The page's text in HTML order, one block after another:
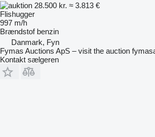
28.500 kr. ≈ 3.813 €
Flishugger
997 m/h
Brændstof benzin
Danmark, Fyn
Fymas Auctions ApS – visit the auction
Kontakt sælgeren